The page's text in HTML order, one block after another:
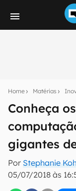
Home Matérias
Conheça
gigantes
Por Stephanie
05/07/2018 às
notícias e
mão.
E-mail